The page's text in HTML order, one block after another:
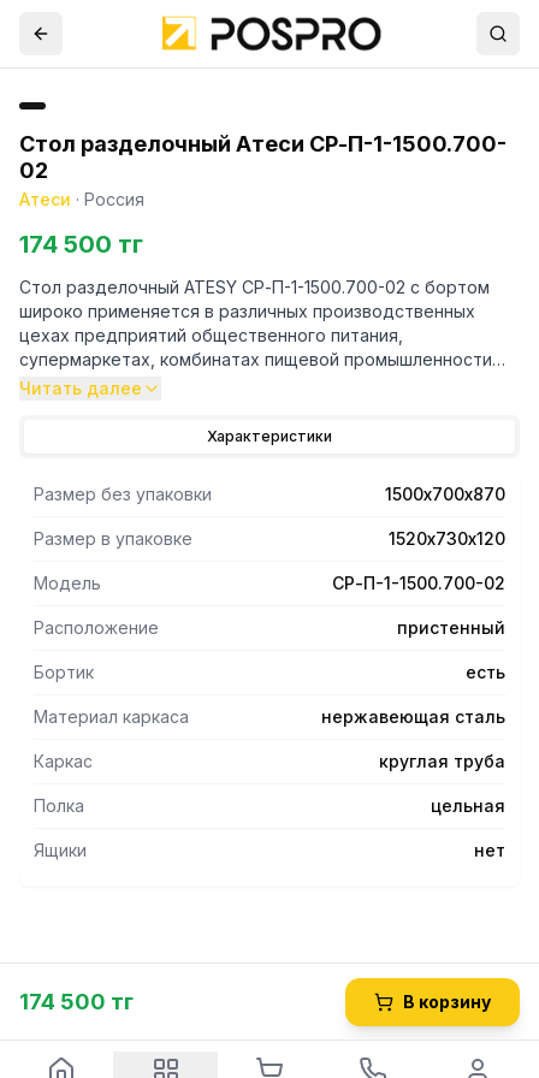
Стол разделочный Атеси СР-П-1-1500.700-
02
Атеси · Россия
174 500 тг
Стол разделочный ATESY СР-П-1-1500.700-02 с бортом
широко применяется в различных производственных
цехах предприятий общественного питания,
супермаркетах, комбинатах пищевой промышленности
для разделывания и обработки пищевых продуктов, а
кухонного оборудования.
подгиб (фальцовку), что полностью исключает получение
травмы персоналом при сборке, эксплуатации и
санитарной обработке стола.
- Углы столешницы заварены и зашлифованы, что
санитарную обработку столешницы.
нержавеющей стали AISI 430 толщиной 0,8 мм, каркас - из
ножки - из нержавеющей стали, опора ножек - из
Читать далее
Характеристики
Размер без упаковки 1500х700х870
Размер в упаковке 1520х730х120
Модель СР-П-1-1500.700-02
Расположение пристенный
Бортик есть
Материал каркаса нержавеющая сталь
Каркас круглая труба
Полка цельная
Ящики нет
174 500 тг В корзину